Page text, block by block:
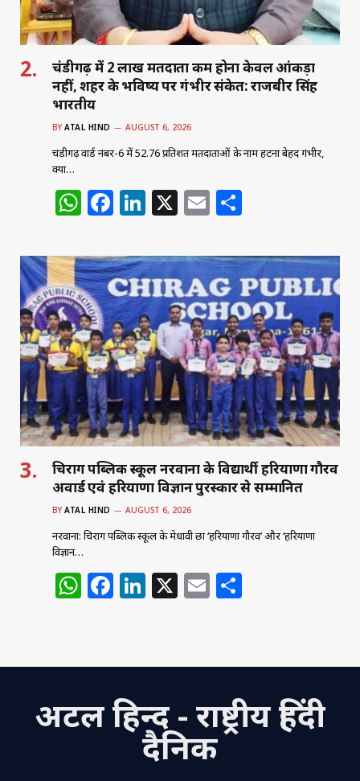
चंडीगढ़ में 2 लाख मतदाता कम होना केवल आंकड़ा
नहीं, शहर के भविष्य पर गंभीर संकेत: राजबीर सिंह
भारतीय
BY ATAL HIND AUGUST 6, 2026
चंडीगढ़ वार्ड नंबर-6 में 52.76 प्रतिशत मतदाताओं के नाम हटना बेहद गंभीर,
क्या…
W
at
s
A
p
p
F
c
e
b
o
o
k
Li
k
e
dI
n
X E
ai
l
ar
e
चिराग पब्लिक स्कूल नरवाना के विद्यार्थी हरियाणा गौरव
अवार्ड एवं हरियाणा विज्ञान पुरस्कार से सम्मानित
BY ATAL HIND AUGUST 6, 2026
नरवाना: चिराग पब्लिक स्कूल के मेधावी छात्र ‘हरियाणा गौरव’ और ‘हरियाणा
विज्ञान…
W
s
p
p
F
e
o
o
Li
e
n
X E
l e
अटल हिन्द - राष्ट्रीय हिंदी
दैनिक